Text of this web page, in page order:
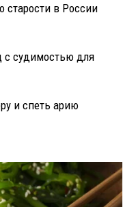
старости в России
с судимостью для
и спеть арию